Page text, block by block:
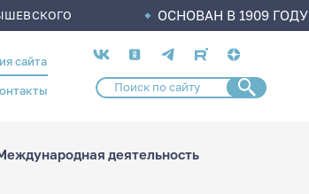
ОСНОВАН В 1909 ГОДУ
сайта
Социальные
сети
деятельность